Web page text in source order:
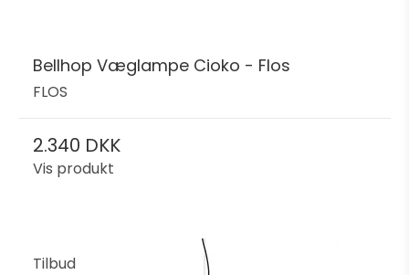
Bellhop Væglampe Cioko - Flos
FLOS
2.340 DKK
Vis produkt
Tilbud